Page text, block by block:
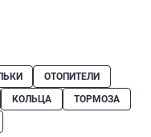
ОТОПИТЕЛИ
КОЛЬЦА
ТОРМОЗА